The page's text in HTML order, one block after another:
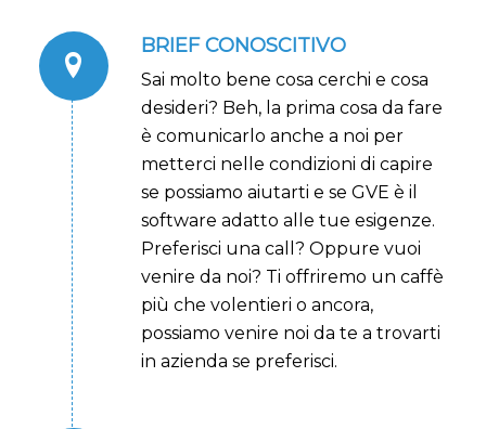
BRIEF CONOSCITIVO
Sai molto bene cosa cerchi e cosa
desideri? Beh, la prima cosa da fare
è comunicarlo anche a noi per
metterci nelle condizioni di capire
se possiamo aiutarti e se GVE è il
software adatto alle tue esigenze.
Preferisci una call? Oppure vuoi
venire da noi? Ti offriremo un caffè
più che volentieri o ancora,
possiamo venire noi da te a trovarti
in azienda se preferisci.